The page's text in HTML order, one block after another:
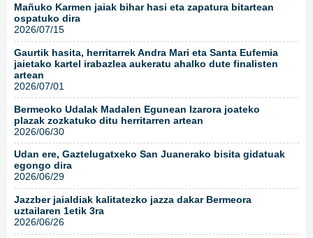
Mañuko Karmen jaiak bihar hasi eta zapatura bitartean
ospatuko dira
2026/07/15
Gaurtik hasita, herritarrek Andra Mari eta Santa Eufemia
jaietako kartel irabazlea aukeratu ahalko dute finalisten
artean
2026/07/01
Bermeoko Udalak Madalen Egunean Izarora joateko
plazak zozkatuko ditu herritarren artean
2026/06/30
Udan ere, Gaztelugatxeko San Juanerako bisita gidatuak
egongo dira
2026/06/29
Jazzber jaialdiak kalitatezko jazza dakar Bermeora
uztailaren 1etik 3ra
2026/06/26